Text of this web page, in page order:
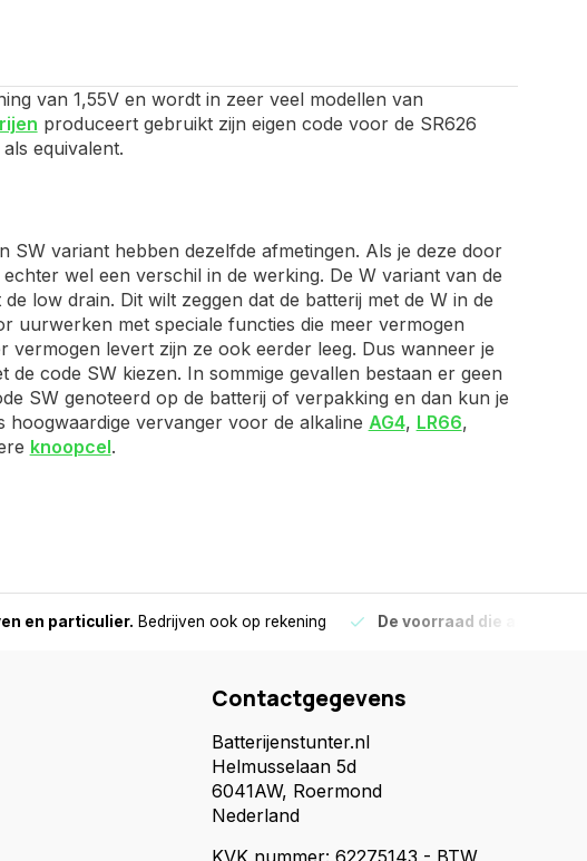
van 1,55V en wordt in zeer veel modellen van
produceert gebruikt zijn eigen code voor de SR626
equivalent.
SW variant hebben dezelfde afmetingen. Als je deze door
wel een verschil in de werking. De W variant van de
low drain. Dit wilt zeggen dat de batterij met de W in de
uurwerken met speciale functies die meer vermogen
levert zijn ze ook eerder leeg. Dus wanneer je
code SW kiezen. In sommige gevallen bestaan er geen
SW genoteerd op de batterij of verpakking en dan kun je
hoogwaardige vervanger voor de alkaline AG4, LR66,
knoopcel.
en particulier. Bedrijven ook op rekening De voorraad die
Contactgegevens
Batterijenstunter.nl
Helmusselaan 5d
6041AW, Roermond
Nederland
KVK nummer: 62275143 - BTW